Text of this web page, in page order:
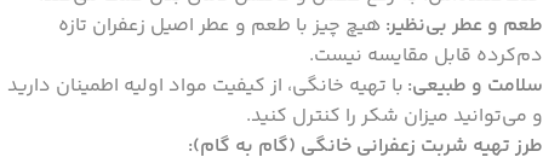
طعم و عطر بی‌نظیر: هیچ چیز با طعم و عطر اصیل زعفران تازه
دم‌کرده قابل مقایسه نیست.
سلامت و طبیعی: با تهیه خانگی، از کیفیت مواد اولیه اطمینان دارید
و می‌توانید میزان شکر را کنترل کنید.
طرز تهیه شربت زعفرانی خانگی (گام به گام):